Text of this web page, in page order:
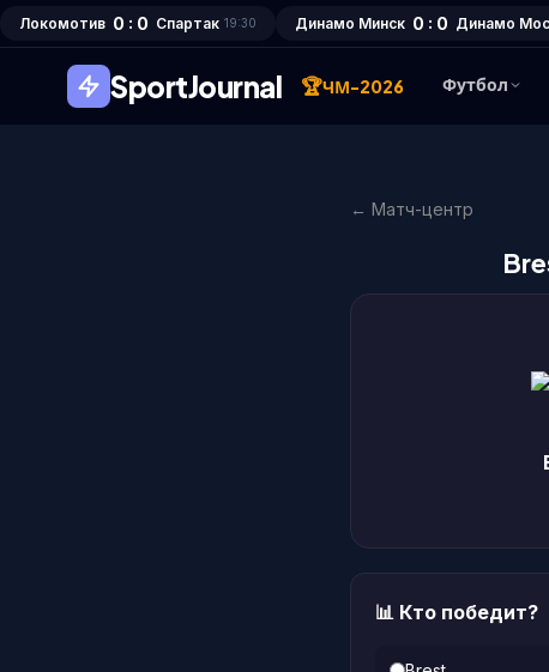
Локомотив 0 : 0 Спартак 19:30 Динамо Минск 0 : 0 Динамо
SportJournal 🏆ЧМ-2026 Футбол
← Матч-центр
📊 Кто победит?